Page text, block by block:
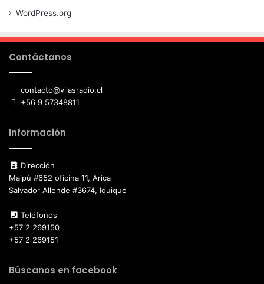
WordPress.org
Contáctanos
contacto@vilasradio.cl
+56 9 57348811
Información
Dirección
Maipú #652 oficina 11, Arica
Salvador Allende #3674, Iquique
Teléfonos
+57 2 269150
+57 2 269151
Búscanos en facebook